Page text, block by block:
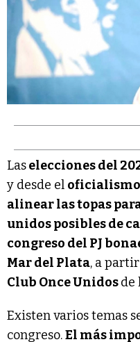
Laselecciones del
y desde el
alinear las topas
unidos posibles de
congreso del PJ
Mar del Plata, a
Club Once Unidosde
Existen varios temas
congreso.El más